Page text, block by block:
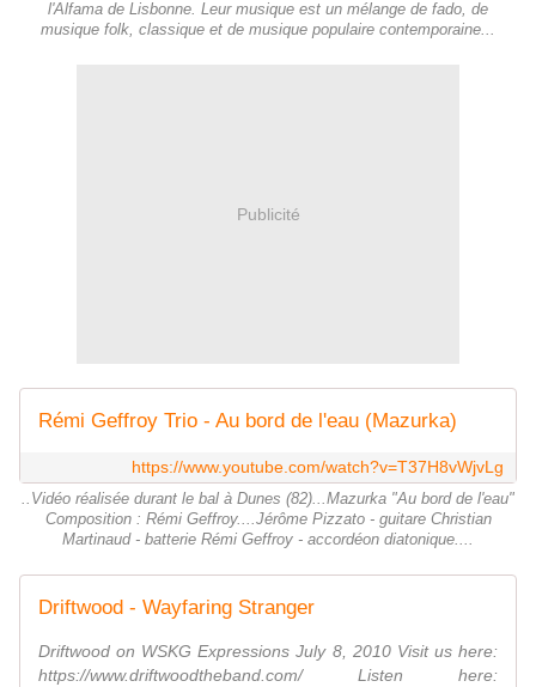
l'Alfama de Lisbonne. Leur musique est un mélange de fado, de
musique folk, classique et de musique populaire contemporaine...
Publicité
Rémi Geffroy Trio - Au bord de l'eau (Mazurka)
https://www.youtube.com/watch?v=T37H8vWjvLg
..Vidéo réalisée durant le bal à Dunes (82)...Mazurka "Au bord de l'eau"
Composition : Rémi Geffroy....Jérôme Pizzato - guitare Christian
Martinaud - batterie Rémi Geffroy - accordéon diatonique....
Driftwood - Wayfaring Stranger
Driftwood on WSKG Expressions July 8, 2010 Visit us here:
https://www.driftwoodtheband.com/ Listen here: